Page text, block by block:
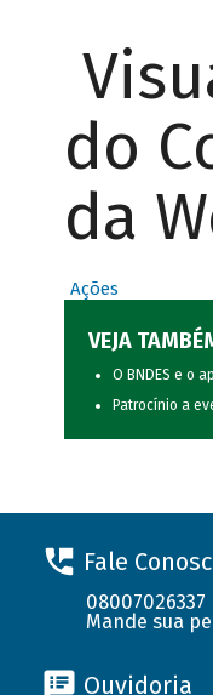
do
da
Ações
VEJA
O BNDES e o
Patrocínio a
Fale
08007026337
Mande sua
Ouvidoria